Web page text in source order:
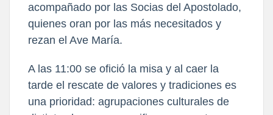
acompañado por las Socias del Apostolado,
quienes oran por las más necesitados y
rezan el Ave María.
A las 11:00 se ofició la misa y al caer la
tarde el rescate de valores y tradiciones es
una prioridad: agrupaciones culturales de